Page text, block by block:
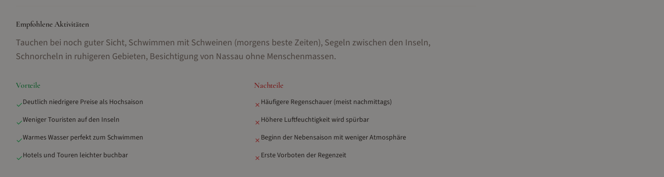
Empfohlene Aktivitäten
Tauchen bei noch guter Sicht, Schwimmen mit Schweinen (morgens beste Zeiten), Segeln zwischen den Inseln,
Schnorcheln in ruhigeren Gebieten, Besichtigung von Nassau ohne Menschenmassen.
Vorteile
✓Deutlich niedrigere Preise als Hochsaison
✓Weniger Touristen auf den Inseln
✓Warmes Wasser perfekt zum Schwimmen
✓Hotels und Touren leichter buchbar
Nachteile
✗ Häufigere Regenschauer (meist nachmittags)
✗ Höhere Luftfeuchtigkeit wird spürbar
✗ Beginn der Nebensaison mit weniger Atmosphäre
✗ Erste Vorboten der Regenzeit